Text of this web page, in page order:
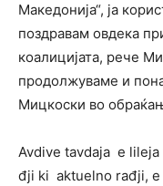
Македонија“, ја
поздравам овдека
коалицијата, рече
продолжуваме и
Мицкоски во
Avdive tavdaja e
đji ki aktuelno rađji, e